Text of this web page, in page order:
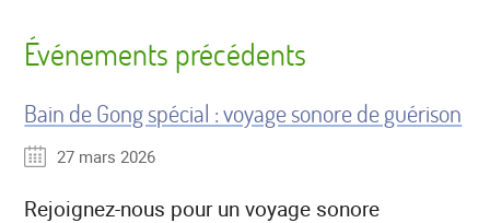
Événements précédents
Bain de Gong spécial : voyage sonore de guérison
27 mars 2026
Rejoignez-nous pour un voyage sonore